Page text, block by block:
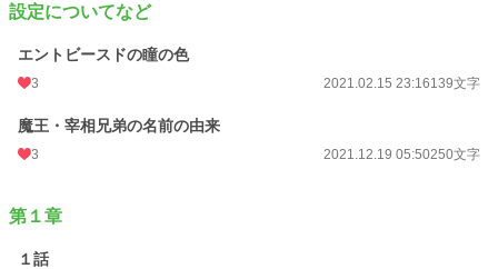
(*_ _)ペコリ
小説 31,167 位 / 228,850 件
お気に入り 3,940
文字数
更新日時
設定についてなど
エントビースドの瞳の色
3 2021.02.15 23:16139文字
魔王・宰相兄弟の名前の由来
3 2021.12.19 05:50250文字
第１章
１話